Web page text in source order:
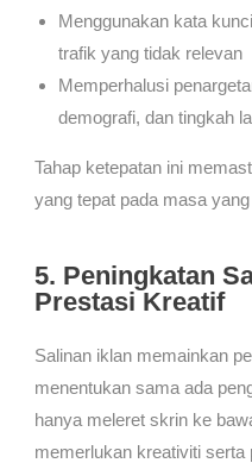
Menggunakan kata
trafik yang tidak relevan
Memperhalusi
demografi, dan tingkah
Tahap ketepatan ini
yang tepat pada masa yang
5. Peningkatan
Prestasi Kreatif
Salinan iklan memainkan
menentukan sama ada
hanya meleret skrin ke
memerlukan kreativiti